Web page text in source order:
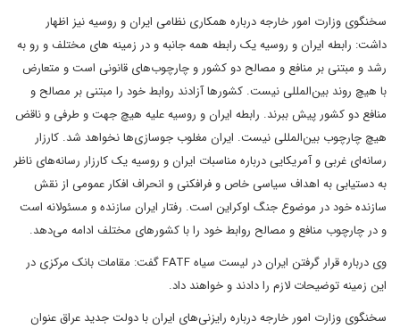
سخنگوی وزارت امور خارجه درباره همکاری‌ نظامی ایران و روسیه نیز اظهار
داشت: رابطه ایران و روسیه یک رابطه همه جانبه و در زمینه های مختلف و رو به
رشد و مبتنی بر منافع و مصالح دو کشور و چارچوب‌‌های قانونی است و متعارض
با هیچ روند بین‌المللی نیست. کشورها آزادند روابط خود را مبتنی بر مصالح و
منافع دو کشور پیش ببرند. رابطه ایران و روسیه علیه هیچ جهت و طرفی و ناقض
هیچ چارچوب بین‌المللی نیست. ایران مغلوب جوسازی‌ها نخواهد شد. کارزار
رسانه‌ای غربی و آمریکایی درباره مناسبات ایران و روسیه یک کارزار رسانه‌های ناظر
به دستیابی به اهداف سیاسی خاص و فرافکنی و انحراف افکار عمومی از نقش
سازنده خود در موضوع جنگ اوکراین است. رفتار ایران سازنده و مسئولانه است
و در چارچوب منافع و مصالح روابط خود را با کشورهای مختلف ادامه می‌دهد.
وی درباره قرار گرفتن ایران در لیست سیاه FATF گفت: مقامات بانک مرکزی در
این زمینه توضیحات لازم را دادند و خواهند داد.
سخنگوی وزارت امور خارجه درباره رایزنی‌های ایران با دولت جدید عراق عنوان